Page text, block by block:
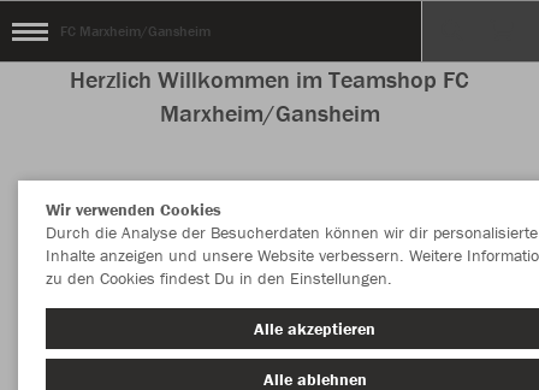
FC Marxheim/Gansheim
Herzlich Willkommen im Teamshop FC
Marxheim/Gansheim
Nachhaltig Farbe
Wir verwenden Cookies
Durch die Analyse der Besucherdaten können wir dir personalisierte
Inhalte anzeigen und unsere Website verbessern. Weitere
zu den Cookies findest Du in den Einstellungen.
Alle akzeptieren
Alle ablehnen